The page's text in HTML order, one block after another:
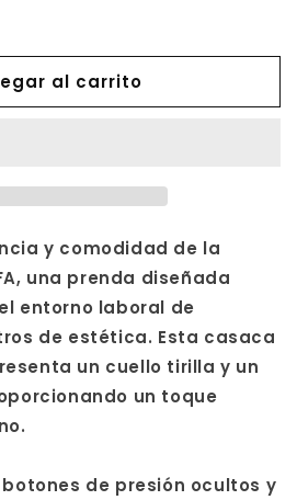
al carrito
y comodidad de la
una prenda diseñada
entorno laboral de
de estética. Esta casaca
un cuello tirilla y un
un toque
de presión ocultos y